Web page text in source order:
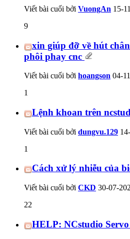
Viết bài cuối bởi VuongAn 15-
9
xin giúp đỡ về hút
phôi phay cnc
Viết bài cuối bởi hoangson 04-
1
Lệnh khoan trên
Viết bài cuối bởi dungvu.129
1
Cách xử lý nhiễu của
Viết bài cuối bởi CKD 30-07-
22
HELP: NCstudio